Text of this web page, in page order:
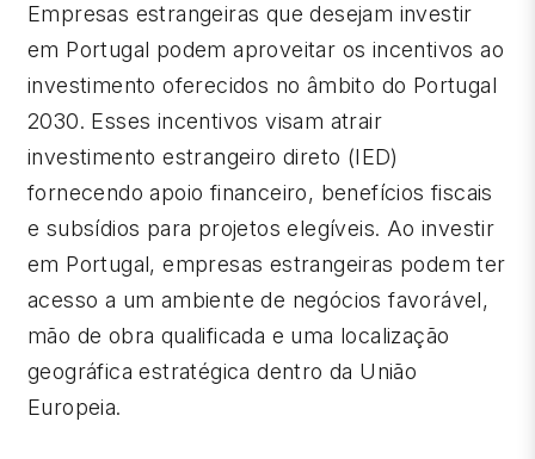
Empresas estrangeiras que desejam investir
em Portugal podem aproveitar os incentivos ao
investimento oferecidos no âmbito do Portugal
2030. Esses incentivos visam atrair
investimento estrangeiro direto (IED)
fornecendo apoio financeiro, benefícios fiscais
e subsídios para projetos elegíveis. Ao investir
em Portugal, empresas estrangeiras podem ter
acesso a um ambiente de negócios favorável,
mão de obra qualificada e uma localização
geográfica estratégica dentro da União
Europeia.